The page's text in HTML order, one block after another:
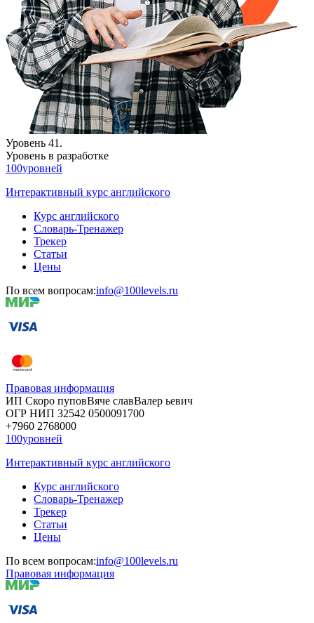
Уровень 41.
Уровень в разработке
100уровней
Интерактивный курс английского
Курс английского
Словарь-Тренажер
Трекер
Статьи
Цены
По всем вопросам:info@100levels.ru
Правовая информация
ИП Скоро пуповВяче славВалер ьевич
ОГР НИП 32542 0500091700
+7960 2768000
100уровней
Интерактивный курс английского
Курс английского
Словарь-Тренажер
Трекер
Статьи
Цены
По всем вопросам:info@100levels.ru
Правовая информация